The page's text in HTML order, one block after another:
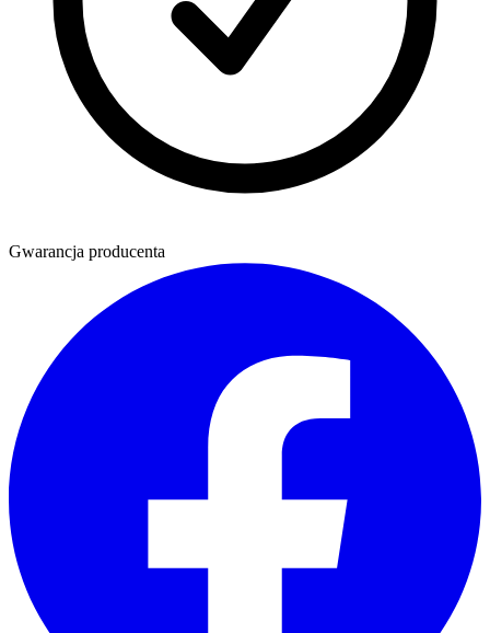
Gwarancja producenta